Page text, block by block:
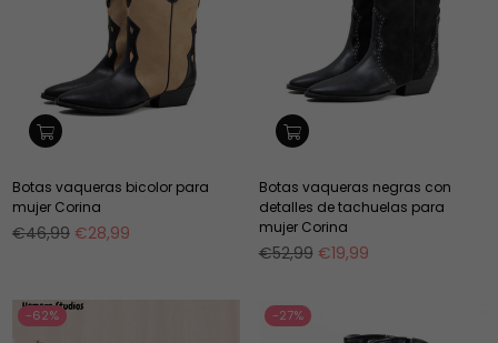
Botas vaqueras bicolor para
mujer Corina
Precio
€46,99 €28,99
Botas vaqueras negras con
detalles de tachuelas para
mujer Corina
Precio
€52,99 €19,99
-62% -27%